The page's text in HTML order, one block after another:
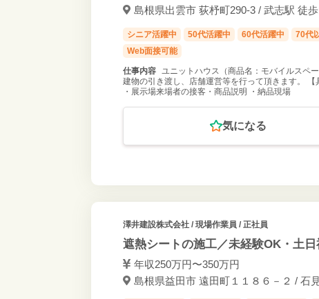
島根県出雲市 荻杼町290-3 / 武志駅 徒
シニア活躍中 50代活躍中 60代活躍中 70代
Web面接可能
仕事内容
ユニットハウス（商品名：モバイルスペ
建物の引き渡し、店舗運営等を行って頂きます。
・展示場来場者の接客・商品説明 ・納品現場
気になる
澤井建設株式会社/ 現場作業員 / 正社員
遮熱シートの施工／未経験OK・土
年収250万円〜350万円
島根県益田市 遠田町１１８６－２ / 石